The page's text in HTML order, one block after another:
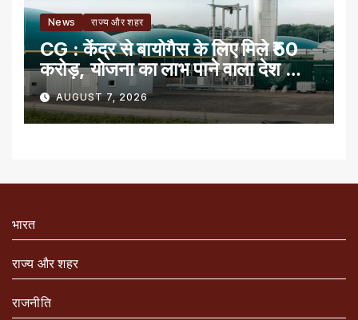
News राज्य और शहर
CG : केंद्र से बायोगैस के लिए मिले ₹50
करोड़, योजना का लाभ पाने वाला देश का
पहला राज्य
AUGUST 7, 2026
भारत
राज्य और शहर
राजनीति